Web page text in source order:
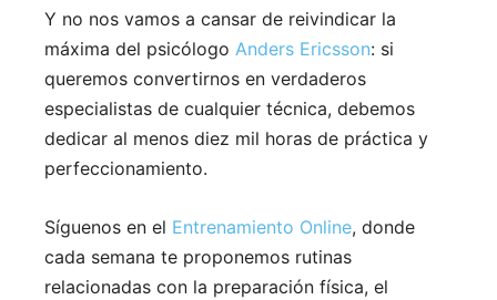
Y no nos vamos a cansar de reivindicar la
máxima del psicólogo Anders Ericsson: si
queremos convertirnos en verdaderos
especialistas de cualquier técnica, debemos
dedicar al menos diez mil horas de práctica y
perfeccionamiento.
Síguenos en el Entrenamiento Online, donde
cada semana te proponemos rutinas
relacionadas con la preparación física, el